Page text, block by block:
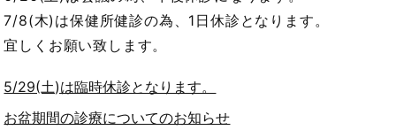
7/8(木)は保健所健診の為、1日休診となります。
宜しくお願い致します。
5/29(土)は臨時休診となります。
お盆期間の診療についてのお知らせ